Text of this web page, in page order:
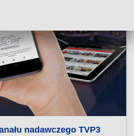
nadawczego TVP3